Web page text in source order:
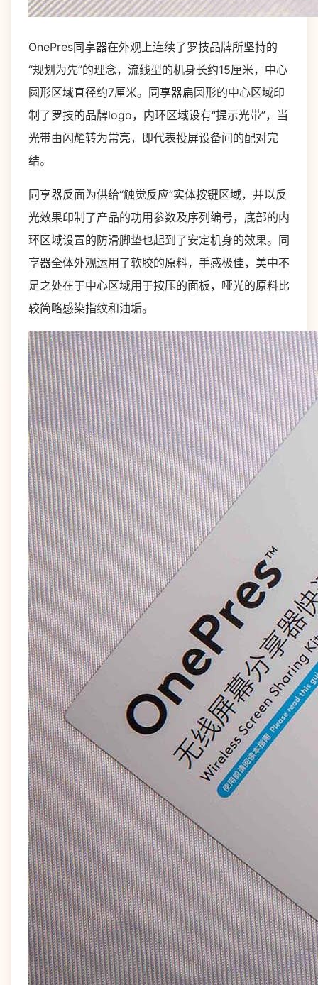
OnePres同享器在外观上连续了罗技品牌所坚持的
“规划为先”的理念，流线型的机身长约15厘米，中心
圆形区域直径约7厘米。同享器扁圆形的中心区域印
制了罗技的品牌logo，内环区域设有“提示光带”，当
光带由闪耀转为常亮，即代表投屏设备间的配对完
结。
同享器反面为供给“触觉反应”实体按键区域，并以反
光效果印制了产品的功用参数及序列编号，底部的内
环区域设置的防滑脚垫也起到了安定机身的效果。同
享器全体外观运用了软胶的原料，手感极佳，美中不
足之处在于中心区域用于按压的面板，哑光的原料比
较简略感染指纹和油垢。